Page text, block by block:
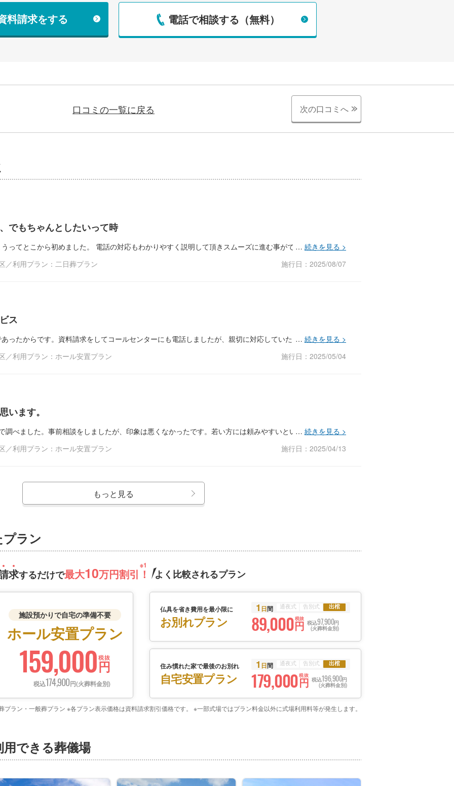
料請求をする 電話で相談する（無料）
口コミの一覧に戻る 次の口コミへ
でもちゃんとしたいって時
ってとこから初めました。 電話の対応もわかりやすく説明して頂きスムーズに進む事ができました。
／利用プラン：二日葬プラン
施行日：2025/08/07
ス
ったからです。資料請求をしてコールセンターにも電話しましたが、親切に対応していただきました。
／利用プラン：ホール安置プラン
施行日：2025/05/04
います。
調べました。事前相談をしましたが、印象は悪くなかったです。若い方には頼みやすいという印象。
／利用プラン：ホール安置プラン
施行日：2025/04/13
もっと見る
ラン
求するだけで最大10万円割引！ よく比較されるプラン
施設預かりで自宅の準備不要
ホール安置プラン
159,000円
税抜
税込174,900円(火葬料金別)
仏具を省き費用を最小限に
お別れプラン
1 日間 通夜式 告別式 出棺
89,000円
税抜
税込97,900円
(火葬料金別)
住み慣れた家で最後のお別れ
自宅安置プラン
1 日間 通夜式 告別式 出棺
179,000円
税抜
税込196,900円
(火葬料金別)
ラン・一般葬プラン ※各プラン表示価格は資料請求割引価格です。 ※一部式場ではプラン料金以外に式場利用料等が発生します。
できる葬儀場